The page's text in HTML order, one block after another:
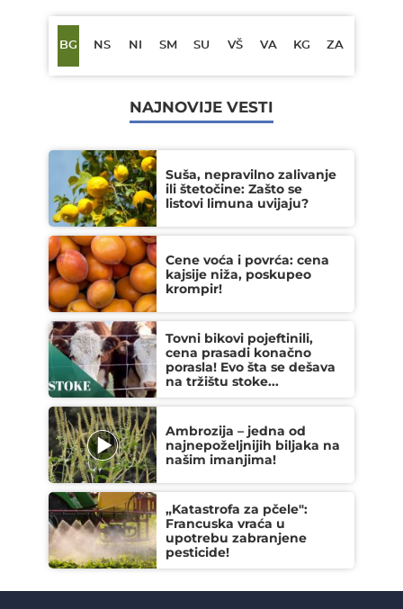
BG NS NI SM SU VŠ VA KG ZA
NAJNOVIJE VESTI
Suša, nepravilno zalivanje
ili štetočine: Zašto se
listovi limuna uvijaju?
Cene voća i povrća: cena
kajsije niža, poskupeo
krompir!
Tovni bikovi pojeftinili,
cena prasadi konačno
porasla! Evo šta se dešava
na tržištu stoke...
Ambrozija – jedna od
najnepoželjnijih biljaka na
našim imanjima!
„Katastrofa za pčele":
Francuska vraća u
upotrebu zabranjene
pesticide!